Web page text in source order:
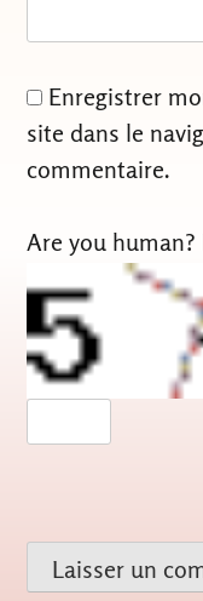
Enregistrer
site dans le
commentaire.
Are you human?